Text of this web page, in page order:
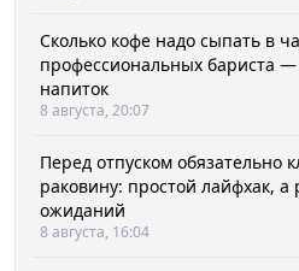
Сколько кофе надо сыпать в
профессиональных бариста
напиток
8 августа, 20:07
Перед отпуском обязательно
раковину: простой лайфхак, а
ожиданий
8 августа, 16:04